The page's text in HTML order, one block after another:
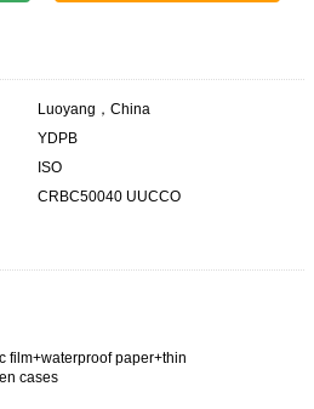
Luoyang，China
YDPB
ISO
CRBC50040 UUCCO
film+waterproof paper+thin
cases